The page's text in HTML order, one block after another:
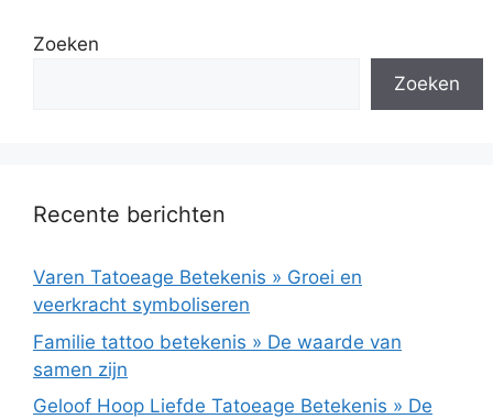
Zoeken
Zoeken
Recente berichten
Varen Tatoeage Betekenis » Groei en
veerkracht symboliseren
Familie tattoo betekenis » De waarde van
samen zijn
Geloof Hoop Liefde Tatoeage Betekenis » De